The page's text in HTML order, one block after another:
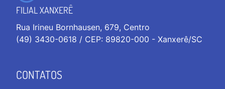
FILIAL XANXERÊ
Rua Irineu Bornhausen, 679, Centro
(49) 3430-0618 / CEP: 89820-000 - Xanxerê/SC
CONTATOS